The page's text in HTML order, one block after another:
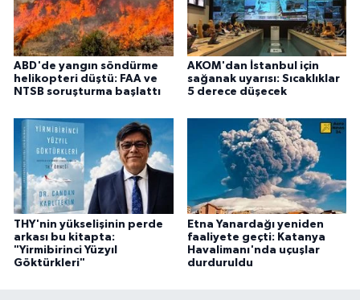
ABD'de yangın söndürme
helikopteri düştü: FAA ve
NTSB soruşturma başlattı
AKOM'dan İstanbul için
sağanak uyarısı: Sıcaklıklar
5 derece düşecek
THY'nin yükselişinin perde
arkası bu kitapta:
"Yirmibirinci Yüzyıl
Göktürkleri"
Etna Yanardağı yeniden
faaliyete geçti: Katanya
Havalimanı'nda uçuşlar
durduruldu